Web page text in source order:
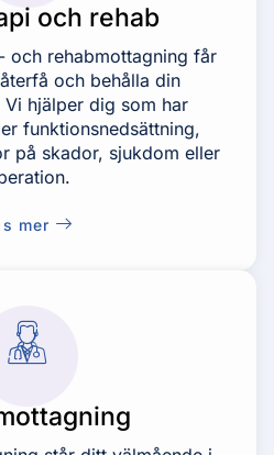
och rehab
och rehabmottagning får
och behålla din
hjälper dig som har
funktionsnedsättning,
på skador, sjukdom eller
mer